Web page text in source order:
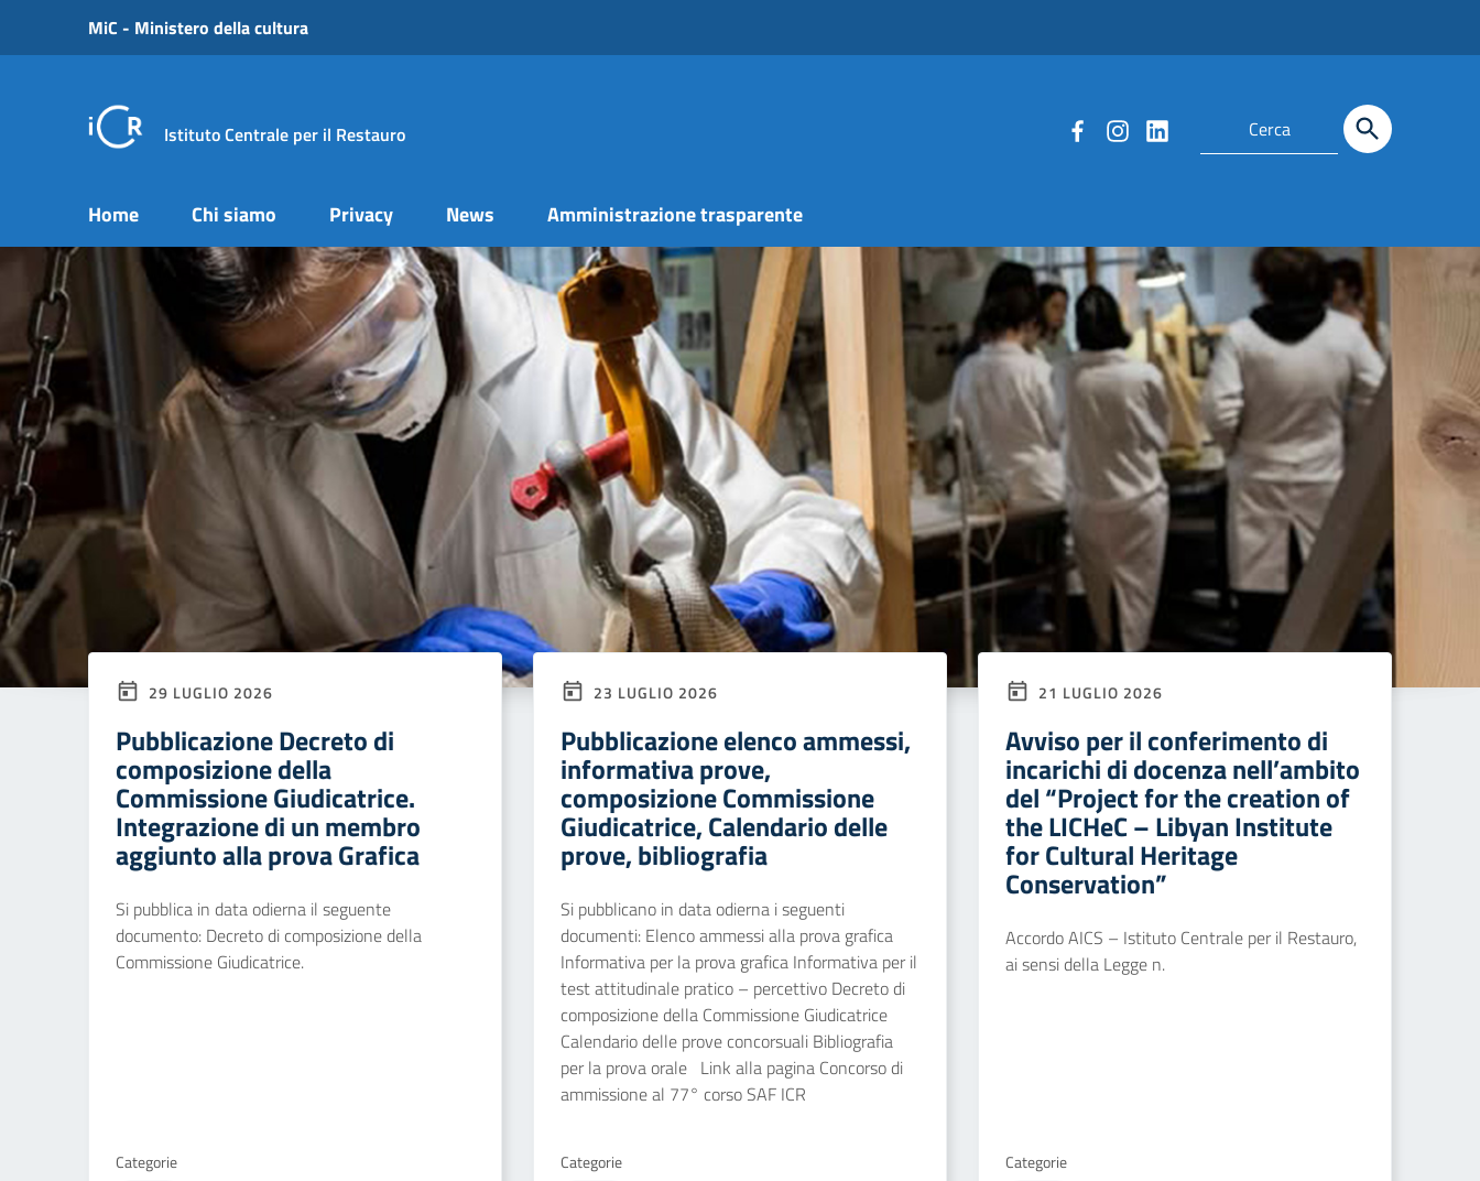
Vai ai contenuti
Vai al menu di navigazione
MiC - Ministero della cultura
Istituto Centrale per il Restauro
Home Chi siamo Privacy News Amministrazione trasparente
29 LUGLIO 2026
Pubblicazione Decreto di
composizione della
Commissione Giudicatrice.
Integrazione di un membro
aggiunto alla prova Grafica
Si pubblica in data odierna il seguente
documento: Decreto di composizione della
Commissione Giudicatrice.
Categorie
23 LUGLIO 2026
Pubblicazione elenco ammessi,
informativa prove,
composizione Commissione
Giudicatrice, Calendario delle
prove, bibliografia
Si pubblicano in data odierna i seguenti
documenti: Elenco ammessi alla prova grafica
Informativa per la prova grafica Informativa per il
test attitudinale pratico – percettivo Decreto di
composizione della Commissione Giudicatrice
Calendario delle prove concorsuali Bibliografia
per la prova orale Link alla pagina Concorso di
ammissione al 77° corso SAF ICR
Categorie
21 LUGLIO 2026
Avviso per il conferimento di
incarichi di docenza nell’ambito
del “Project for the creation of
the LICHeC – Libyan Institute
for Cultural Heritage
Conservation”
Accordo AICS – Istituto Centrale per il Restauro,
ai sensi della Legge n.
Categorie